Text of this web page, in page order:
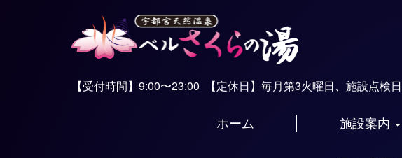
【受付時間】9:00〜23:00 【定休日】毎月第3火曜日、施設点検日
ホーム 施設案内